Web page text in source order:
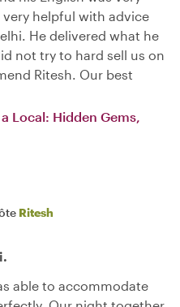
helpful with advice
He delivered what he
not try to hard sell us on
Ritesh. Our best
Local: Hidden Gems,
Ritesh
able to accommodate